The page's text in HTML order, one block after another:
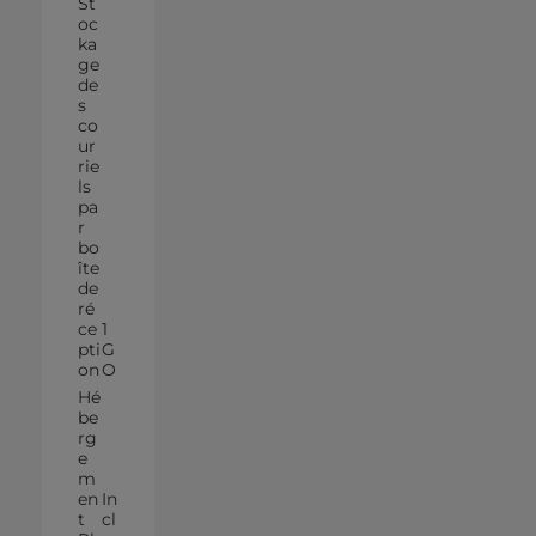
oc
ka
ge
de
s
co
ur
rie
ls
pa
r
bo
îte
de
ré
ce
pti
on
1
G
O
Hé
be
rg
e
m
en
t
In
cl